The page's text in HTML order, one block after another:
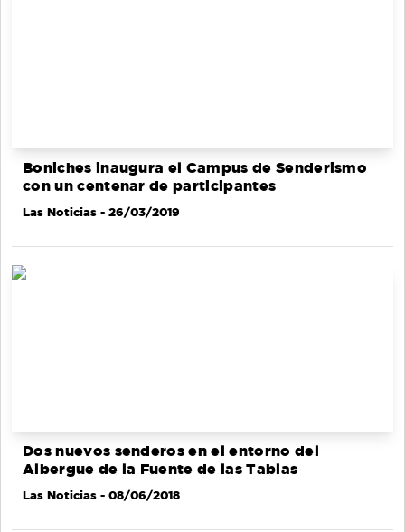
Boniches inaugura el Campus de Senderismo
con un centenar de participantes
Las Noticias - 26/03/2019
Dos nuevos senderos en el entorno del
Albergue de la Fuente de las Tablas
Las Noticias - 08/06/2018